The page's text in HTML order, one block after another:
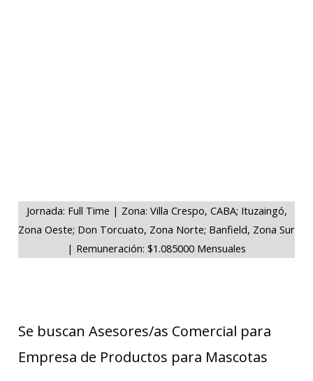
Jornada: Full Time | Zona: Villa Crespo, CABA; Ituzaingó,
Zona Oeste; Don Torcuato, Zona Norte; Banfield, Zona Sur
| Remuneración: $1.085000 Mensuales
Se buscan Asesores/as Comercial para
Empresa de Productos para Mascotas